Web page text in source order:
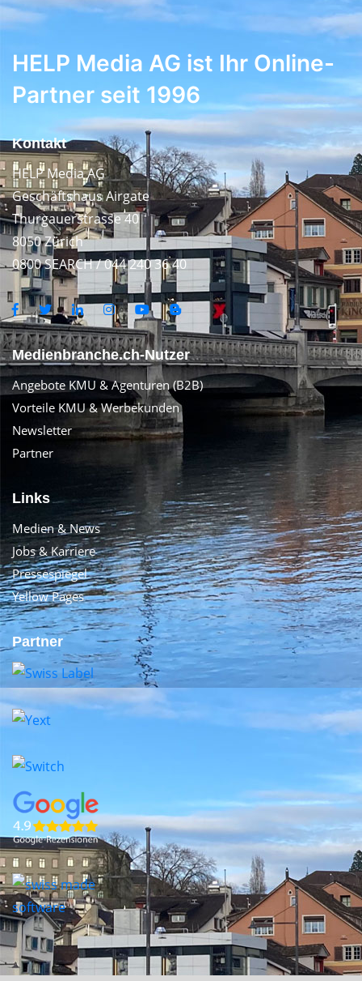
HELP Media AG ist Ihr Online-
Partner seit 1996
Kontakt
HELP Media AG
Geschäftshaus Airgate
Thurgauerstrasse 40
8050 Zürich
0800 SEARCH / 044 240 36 40
Medienbranche.ch-Nutzer
Angebote KMU & Agenturen (B2B)
Vorteile KMU & Werbekunden
Newsletter
Partner
Links
Medien & News
Jobs & Karriere
Pressespiegel
Yellow Pages
Partner